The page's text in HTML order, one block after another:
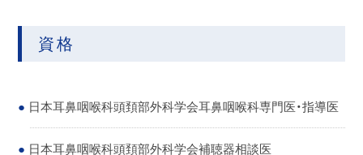
資格
日本耳鼻咽喉科頭頚部外科学会耳鼻咽喉科専門医・指導医
日本耳鼻咽喉科頭頚部外科学会補聴器相談医